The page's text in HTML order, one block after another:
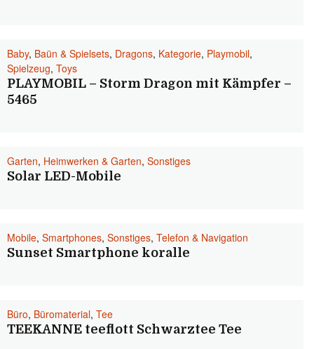
Baby, Baün & Spielsets, Dragons, Kategorie, Playmobil,
Spielzeug, Toys
PLAYMOBIL – Storm Dragon mit Kämpfer –
5465
Garten, Heimwerken & Garten, Sonstiges
Solar LED-Mobile
Mobile, Smartphones, Sonstiges, Telefon & Navigation
Sunset Smartphone koralle
Büro, Büromaterial, Tee
TEEKANNE teeflott Schwarztee Tee